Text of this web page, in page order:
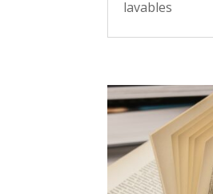
lavables